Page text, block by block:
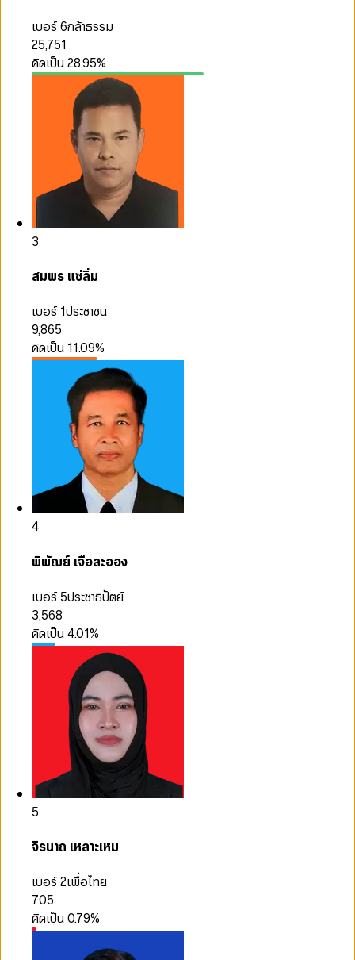
เบอร์ 6กล้าธรรม
25,751
คิดเป็น28.95%
3
สมพร แซ่ลิ่ม
เบอร์ 1ประชาชน
9,865
คิดเป็น 11.09%
4
พิพัฌย์ เจือละออง
เบอร์ 5ประชาธิปัตย์
3,568
คิดเป็น4.01%
5
จิรนาถ เหลาะเหม
เบอร์ 2เพื่อไทย
705
คิดเป็น0.79%